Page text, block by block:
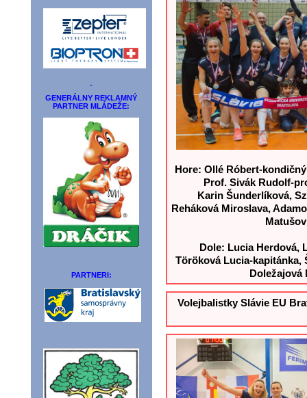
GENERÁLNY REKLAMNÝ
PARTNER MLÁDEŽE:
PARTNERI:
Hore: Ollé Róbert-
Prof. Sivák Rudolf-
Karin Šunderlíková,
Reháková Miroslava,
Dole: Lucia Herdová,
Töröková Lucia-kapitánka,
Doležajová
Volejbalistky Slávie EU